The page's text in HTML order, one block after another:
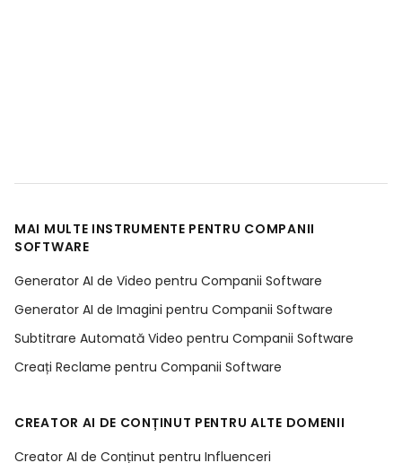
MAI MULTE INSTRUMENTE PENTRU COMPANII
SOFTWARE
Generator AI de Video pentru Companii Software
Generator AI de Imagini pentru Companii Software
Subtitrare Automată Video pentru Companii Software
Creați Reclame pentru Companii Software
CREATOR AI DE CONȚINUT PENTRU ALTE DOMENII
Creator AI de Conținut pentru Influenceri